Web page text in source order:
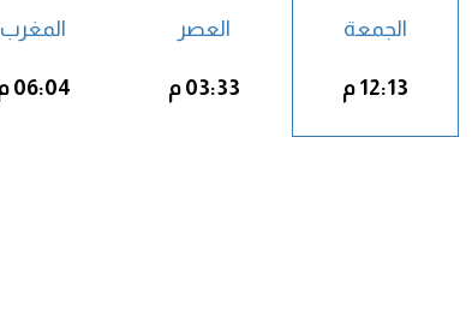
الجمعة
12:13 م
العصر
03:33 م
المغرب
06:04 م